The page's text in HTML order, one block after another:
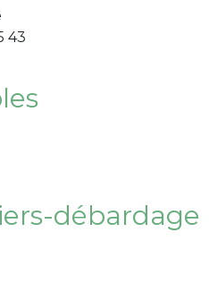
43
débardage